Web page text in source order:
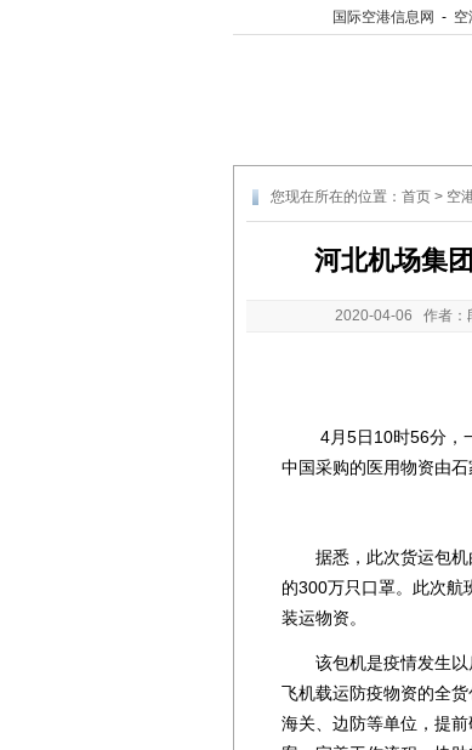
国际空港信息网 - 空
您现在所在的位置： 首页 > 空
河北机场集
2020-04-06 作者：
4月5日10时56分，一
中国采购的医用物资由
据悉，此次货运包机
的300万只口罩。此次航
装运物资。
该包机是疫情发生以
飞机载运防疫物资的全
海关、边防等单位，提